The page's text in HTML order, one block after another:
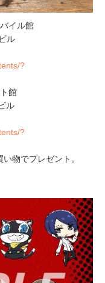
イル館
ル
?
館
ル
?
物でプレゼント。